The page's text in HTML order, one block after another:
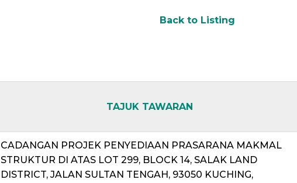
Back to Listing
TAJUK TAWARAN
CADANGAN PROJEK PENYEDIAAN PRASARANA MAKMAL
STRUKTUR DI ATAS LOT 299, BLOCK 14, SALAK LAND
DISTRICT, JALAN SULTAN TENGAH, 93050 KUCHING,